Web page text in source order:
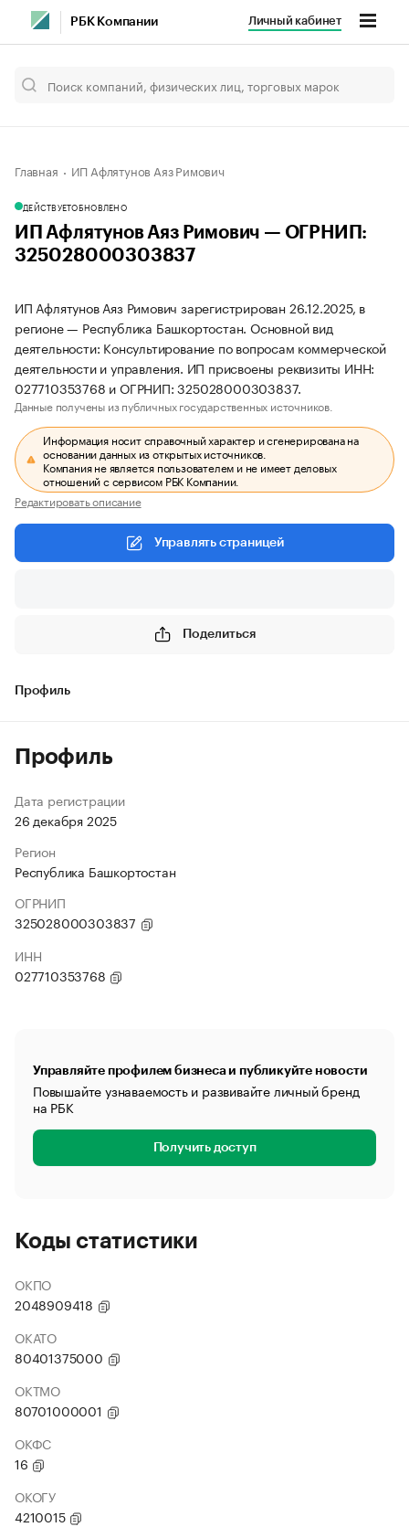
РБК Компании Личный кабинет
Главная ИП Афлятунов Аяз Римович
ДЕЙСТВУЕТОБНОВЛЕНО
ИП Афлятунов Аяз Римович — ОГРНИП:
325028000303837
ИП Афлятунов Аяз Римович зарегистрирован 26.12.2025, в
регионе — Республика Башкортостан. Основной вид
деятельности: Консультирование по вопросам коммерческой
деятельности и управления. ИП присвоены реквизиты ИНН:
027710353768 и ОГРНИП: 325028000303837.
Данные получены из публичных государственных источников.
Информация носит справочный характер и сгенерирована на
основании данных из открытых источников.
Компания не является пользователем и не имеет деловых
отношений с сервисом РБК Компании.
Редактировать описание
Управлять страницей
Поделиться
Профиль
Профиль
Дата регистрации
26 декабря 2025
Регион
Республика Башкортостан
ОГРНИП
325028000303837
ИНН
027710353768
Управляйте профилем бизнеса и публикуйте новости
Повышайте узнаваемость и развивайте личный бренд
на РБК
Получить доступ
Коды статистики
ОКПО
2048909418
ОКАТО
80401375000
ОКТМО
80701000001
ОКФС
16
ОКОГУ
4210015